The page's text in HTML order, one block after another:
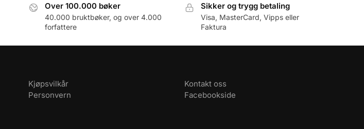
Over 100.000 bøker
40.000 bruktbøker, og over 4.000
forfattere
Sikker og trygg betaling
Visa, MasterCard, Vipps eller
Faktura
Kjøpsvilkår
Personvern
Kontakt oss
Facebookside